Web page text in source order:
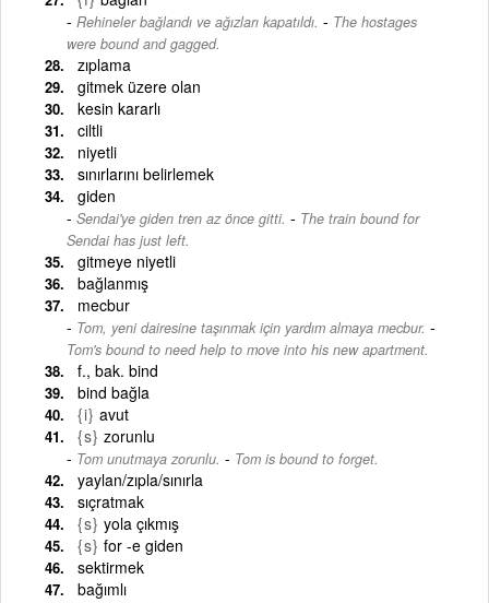
Rehineler bağlandı ve ağızları kapatıldı. - The hostages
were bound and gagged.
zıplama
gitmek üzere olan
kesin kararlı
ciltli
niyetli
sınırlarını belirlemek
giden
Sendai'ye giden tren az önce gitti. - The train bound for
Sendai has just left.
gitmeye niyetli
bağlanmış
mecbur
Tom, yeni dairesine taşınmak için yardım almaya mecbur. -
Tom's bound to need help to move into his new apartment.
f., bak. bind
bind bağla
{i} avut
{s} zorunlu
Tom unutmaya zorunlu. - Tom is bound to forget.
yaylan/zıpla/sınırla
sıçratmak
{s} yola çıkmış
{s} for -e giden
sektirmek
bağımlı